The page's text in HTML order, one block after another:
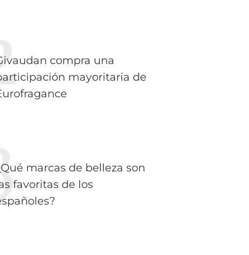
compra una
mayoritaria de
marcas de belleza son
favoritas de los